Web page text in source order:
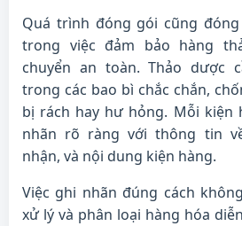
Quá trình đóng gói cũng
trong việc đảm bảo hàng
chuyển an toàn. Thảo dược
trong các bao bì chắc chắn,
bị rách hay hư hỏng. Mỗi kiện
nhãn rõ ràng với thông tin
nhận, và nội dung kiện hàng.
Việc ghi nhãn đúng cách
xử lý và phân loại hàng hóa